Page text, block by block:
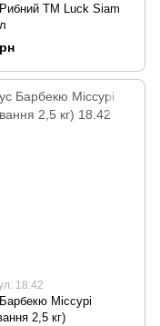
TM Luck Siam
18.42
Міссурі
2,5 кг)